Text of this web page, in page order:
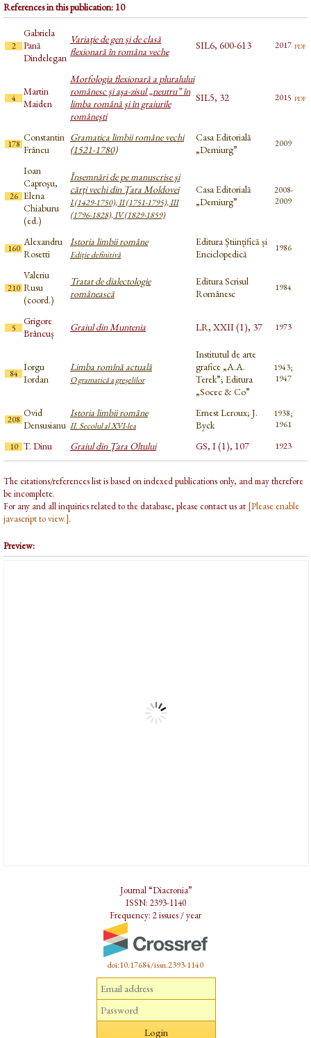
References in this publication: 10
2
Gabriela
Pană
Dindelegan
Variaţie de gen şi de clasă
flexionară în româna veche
SIL6, 600-613 2017 pdf
4
Martin
Maiden
Morfologia flexionară a pluralului
românesc şi aşa-zisul „neutru” în
limba română şi în graiurile
româneşti
SIL5, 32 2015 pdf
178
Constantin
Frâncu
Gramatica limbii române vechi
(1521-1780)
Casa Editorială
„Demiurg”
2009
26
Ioan
Caproşu,
Elena
Chiaburu
(ed.)
Însemnări de pe manuscrise şi
cărţi vechi din Ţara Moldovei
I (1429-1750), II (1751-1795), III
(1796-1828), IV (1829-1859)
Casa Editorială
„Demiurg”
2008-
2009
160
Alexandru
Rosetti
Istoria limbii române
Ediție definitivă
Editura Științifică și
Enciclopedică
1986
210
Valeriu
Rusu
(coord.)
Tratat de dialectologie
românească
Editura Scrisul
Românesc
1984
5
Grigore
Brâncuș
Graiul din Muntenia LR, XXII (1), 37 1973
84
Iorgu
Iordan
Limba romînă actuală
O gramatică a greșelilor
Institutul de arte
grafice „A.A.
Terek”; Editura
„Socec & Co”
1943;
1947
208
Ovid
Densusianu
Istoria limbii române
II. Secolul al XVI-lea
Ernest Leroux; J.
Byck
1938;
1961
10 T. Dinu Graiul din Țara Oltului GS, I (1), 107 1923
The citations/references list is based on indexed publications only, and may therefore
be incomplete.
For any and all inquiries related to the database, please contact us at [Please enable
javascript to view.].
Preview:
Journal “Diacronia”
ISSN: 2393-1140
Frequency: 2 issues / year
doi:10.17684/issn.2393-1140